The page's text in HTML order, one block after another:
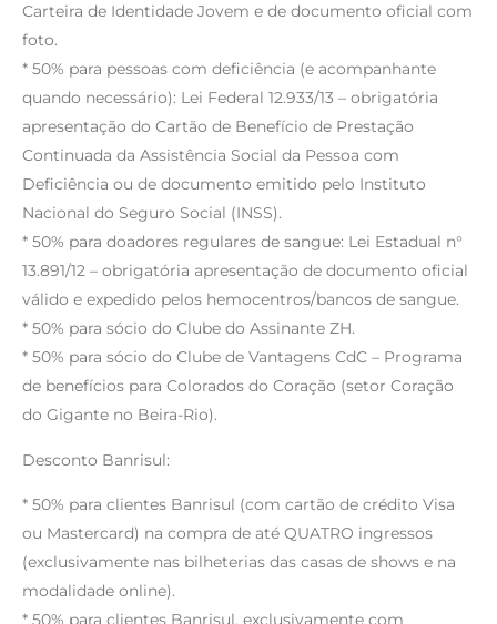
Carteira de Identidade Jovem e de documento oficial com
foto.
* 50% para pessoas com deficiência (e acompanhante
quando necessário): Lei Federal 12.933/13 – obrigatória
apresentação do Cartão de Benefício de Prestação
Continuada da Assistência Social da Pessoa com
Deficiência ou de documento emitido pelo Instituto
Nacional do Seguro Social (INSS).
* 50% para doadores regulares de sangue: Lei Estadual n°
13.891/12 – obrigatória apresentação de documento oficial
válido e expedido pelos hemocentros/bancos de sangue.
* 50% para sócio do Clube do Assinante ZH.
* 50% para sócio do Clube de Vantagens CdC – Programa
de benefícios para Colorados do Coração (setor Coração
do Gigante no Beira-Rio).
Desconto Banrisul:
* 50% para clientes Banrisul (com cartão de crédito Visa
ou Mastercard) na compra de até QUATRO ingressos
(exclusivamente nas bilheterias das casas de shows e na
modalidade online).
* 50% para clientes Banrisul, exclusivamente com